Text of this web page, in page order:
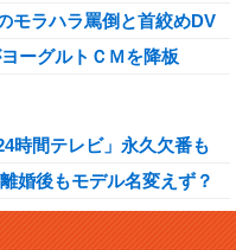
モラハラ罵倒と首絞めDV
ーグルトＣＭを降板
時間テレビ」永久欠番も
婚後もモデル名変えず？